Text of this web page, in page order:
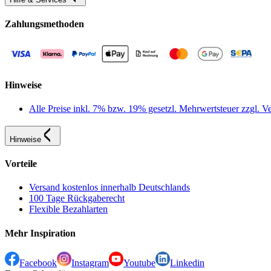
Zahlungsmethoden
Hinweise
Alle Preise inkl. 7% bzw. 19% gesetzl. Mehrwertsteuer zzgl.
Hinweise
Vorteile
Versand kostenlos innerhalb Deutschlands
100 Tage Rückgaberecht
Flexible Bezahlarten
Mehr Inspiration
Facebook Instagram Youtube
Linkedin